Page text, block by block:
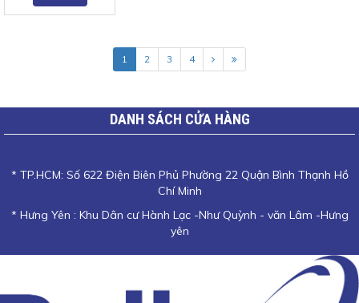
1 2 3 4
DANH SÁCH CỬA HÀNG
* TP.HCM: Số 622 Điện Biên Phủ Phường 22 Quận Bình Thạnh Hồ
Chí Minh
* Hưng Yên : Khu Dân cư Hành Lạc -Như Quỳnh - văn Lâm -Hưng
yên